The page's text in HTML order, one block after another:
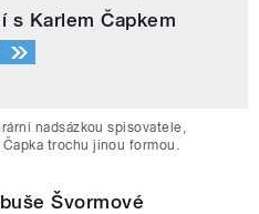
s Karlem Čapkem
nadsázkou spisovatele,
trochu jinou formou.
Švormové